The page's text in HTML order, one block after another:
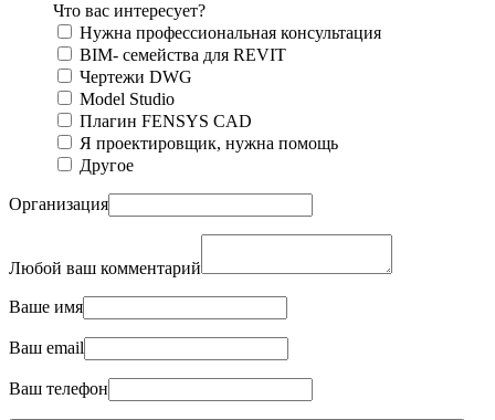
Что вас интересует?
Нужна профессиональная консультация
BIM- семейства для REVIT
Чертежи DWG
Моdel Studio
Плагин FENSYS CAD
Я проектировщик, нужна помощь
Другое
Организация
Любой ваш комментарий
Ваше имя
Ваш email
Ваш телефон